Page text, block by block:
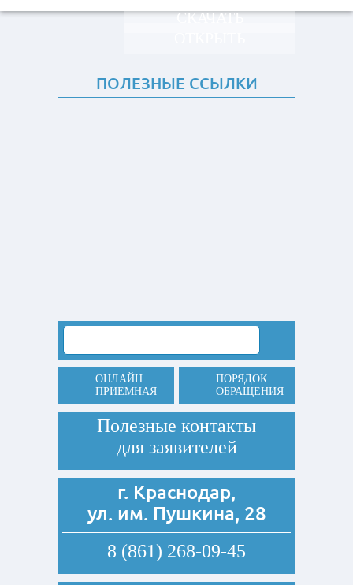
СКАЧАТЬ
ПОЛЕЗНЫЕ ССЫЛКИ
ОНЛАЙН
ПРИЕМНАЯ
ПОРЯДОК
ОБРАЩЕНИЯ
Полезные контакты
для заявителей
г. Краснодар,
ул. им. Пушкина, 28
8 (861) 268-09-45